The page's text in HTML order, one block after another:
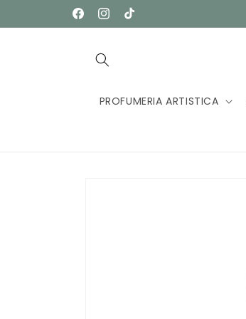
direttamente
ai contenutiFacebookInstagram
TikTok
PROFUMERIA ARTISTICA